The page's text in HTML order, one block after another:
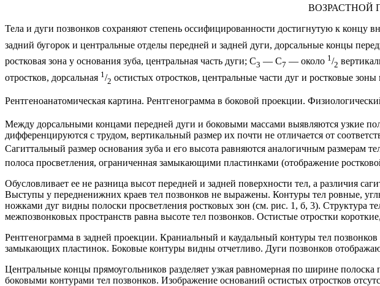
ВОЗРАСТНОЙ
Тела и дуги позвонков сохраняют степень оссифицированности достигнутую к
задний бугорок и центральные отделы передней и задней дуги, дорсальные концы
ростковая зона у основания зуба, центральная часть дуги; С3 — С7 — около 1/2
отростков, дорсальная 1 /2 остистых отростков, центральные части дуг и ростковые
Рентгеноанатомическая картина. Рентгенограмма в боковой проекции.
Между дорсальными концами передней дуги и боковыми массами выявляются узкие
дифференцируются с трудом, вертикальный размер их почти не отличается от
Сагиттальный размер основания зуба и его высота равняются аналогичным размерам
полоса просветления, ограниченная замыкающими пластинками (отображение
Обусловливает ее не разница высот передней и задней поверхности тел, а различия
Выступы у передненижних краев тел позвонков не выражены. Контуры тел ровные,
ножками дуг видны полоски просветления ростковых зон (см. рис. 1, б, 3). Структура
межпозвонковых пространств равна высоте тел позвонков. Остистые отростки
Рентгенограмма в задней проекции. Краниальный и каудальный контуры тел
замыкающих пластинок. Боковые контуры видны отчетливо. Дуги позвонков
Центральные концы прямоугольников разделяет узкая равномерная по ширине
боковыми контурами тел позвонков. Изображение оснований остистых отростков